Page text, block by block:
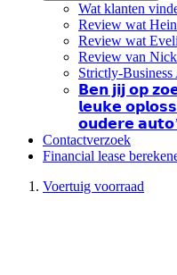
Wat klanten
Review wat
Review wat
Review van
Strictly-
𝗕𝗲𝗻 𝗷𝗶𝗷 𝗼𝗽
𝗹𝗲𝘂𝗸𝗲
𝗼𝘂𝗱𝗲𝗿𝗲
Contactverzoek
Financial lease
Voertuig voorraad